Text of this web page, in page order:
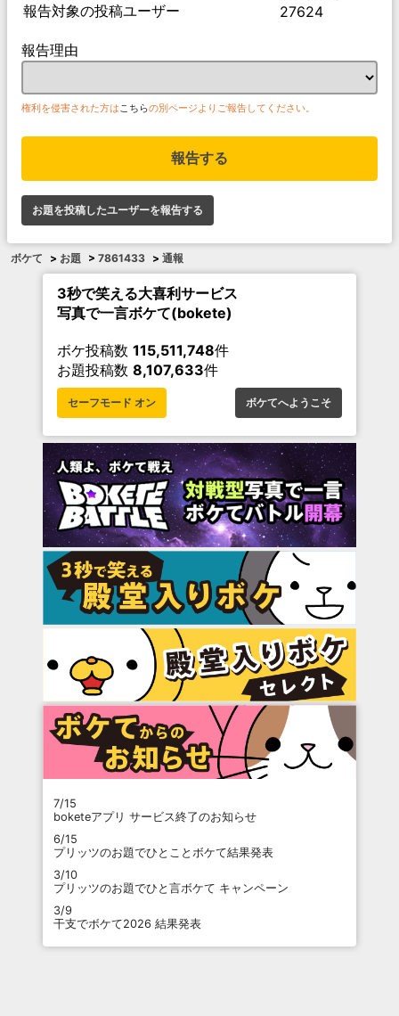
報告対象の投稿ユーザー
27624
報告理由
権利を侵害された方はこちらの別ページよりご報告してください。
報告する
お題を投稿したユーザーを報告する
ボケて > お題 > 7861433 > 通報
3秒で笑える大喜利サービス
写真で一言ボケて(bokete)
ボケ投稿数 115,511,748件
お題投稿数 8,107,633件
セーフモード オン ボケてへようこそ
7/15
boketeアプリ サービス終了のお知らせ
6/15
プリッツのお題でひとことボケて結果発表
3/10
プリッツのお題でひと言ボケて キャンペーン
3/9
干支でボケて2026 結果発表